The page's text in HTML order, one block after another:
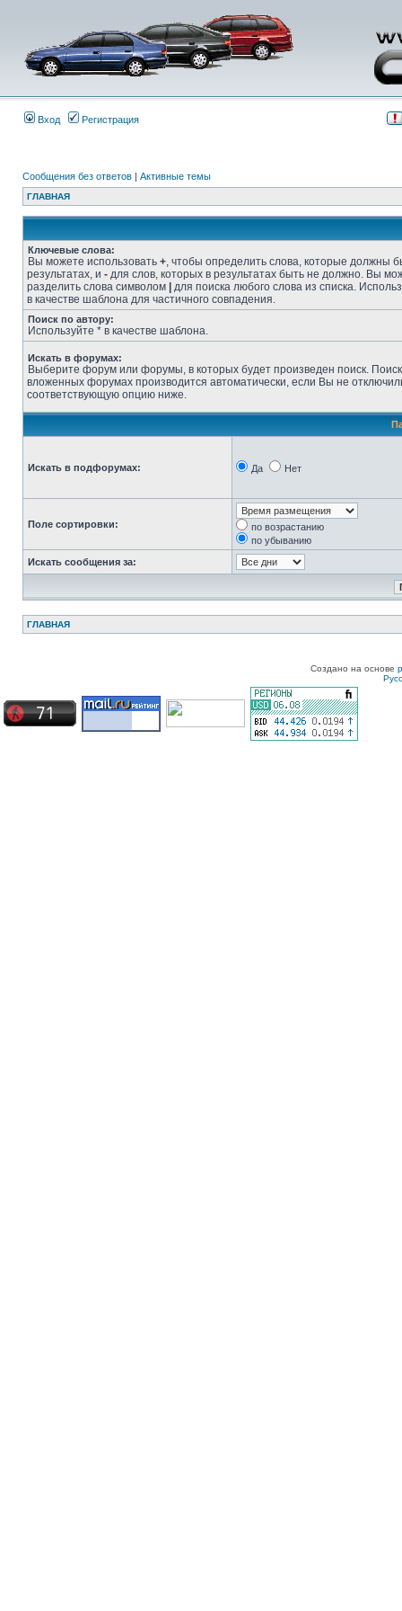
Вход Регистрация
Сообщения без ответов | Активные темы
ГЛАВНАЯ
Ключевые слова:
Вы можете использовать +, чтобы определить слова, которые должны
результатах, и - для слов, которых в результатах быть не должно. Вы
разделить слова символом
для поиска любого слова из списка.
в качестве шаблона для частичного совпадения.
Поиск по автору:
Используйте * в качестве шаблона.
Искать в форумах:
Выберите форум или форумы, в которых будет произведен поиск.
вложенных форумах производится автоматически, если Вы не
соответствующую опцию ниже.
Искать в подфорумах: Да Нет
Поле сортировки:
по возрастанию
по убыванию
Искать сообщения за:
ГЛАВНАЯ
Создано на основе